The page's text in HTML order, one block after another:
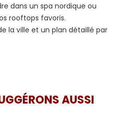
dans un spa nordique ou
rooftops favoris.
la ville et un plan détaillé par
AUSSI